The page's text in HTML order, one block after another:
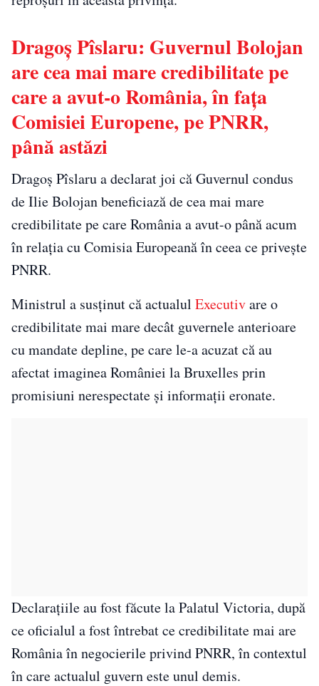
Dragoş Pîslaru: Guvernul Bolojan
are cea mai mare credibilitate pe
care a avut-o România, în faţa
Comisiei Europene, pe PNRR,
până astăzi
Dragoș Pîslaru a declarat joi că Guvernul condus
de Ilie Bolojan beneficiază de cea mai mare
credibilitate pe care România a avut-o până acum
în relația cu Comisia Europeană în ceea ce privește
PNRR.
Ministrul a susținut că actualul Executivare o
credibilitate mai mare decât guvernele anterioare
cu mandate depline, pe care le-a acuzat că au
afectat imaginea României la Bruxelles prin
promisiuni nerespectate și informații eronate.
Declarațiile au fost făcute la Palatul Victoria, după
ce oficialul a fost întrebat ce credibilitate mai are
România în negocierile privind PNRR, în contextul
în care actualul guvern este unul demis.